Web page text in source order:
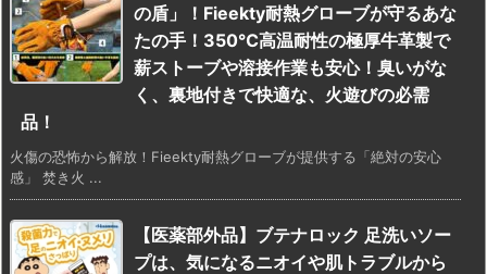
の盾」！Fieekty耐熱グローブが守るあな
たの手！350℃高温耐性の極厚牛革製で
薪ストーブや溶接作業も安心！臭いがな
く、裏地付きで快適な、火遊びの必需
品！
火傷の恐怖から解放！Fieekty耐熱グローブが提供する「絶対の安心
感」 焚き火 ...
【医薬部外品】ブテナロック 足洗いソー
プは、気になるニオイや肌トラブルから